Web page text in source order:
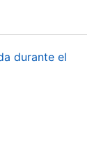
durante el